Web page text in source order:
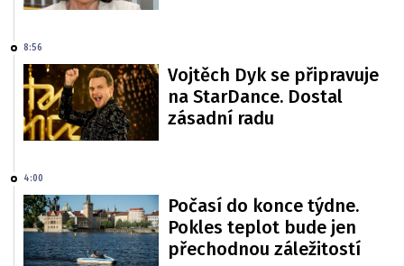
8:56
Vojtěch Dyk se připravuje
na StarDance. Dostal
zásadní radu
4:00
Počasí do konce týdne.
Pokles teplot bude jen
přechodnou záležitostí